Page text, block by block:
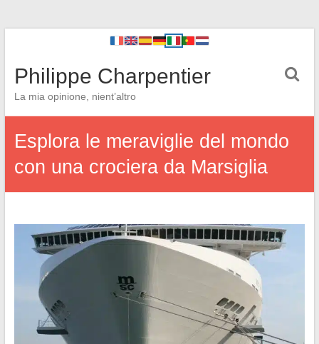
Philippe Charpentier
La mia opinione, nient’altro
Esplora le meraviglie del mondo
con una crociera da Marsiglia